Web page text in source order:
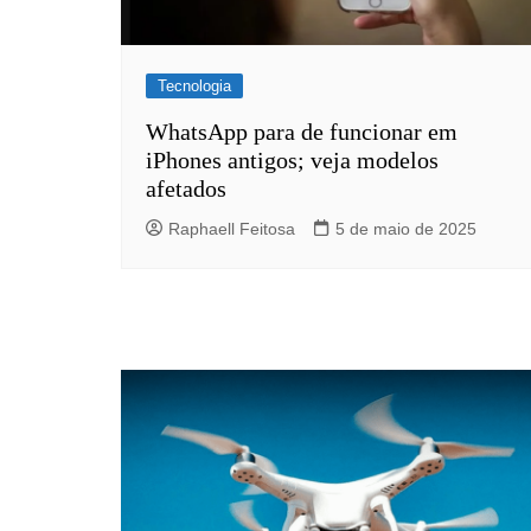
Tecnologia
WhatsApp para de funcionar em
iPhones antigos; veja modelos
afetados
Raphaell Feitosa 5 de maio de 2025